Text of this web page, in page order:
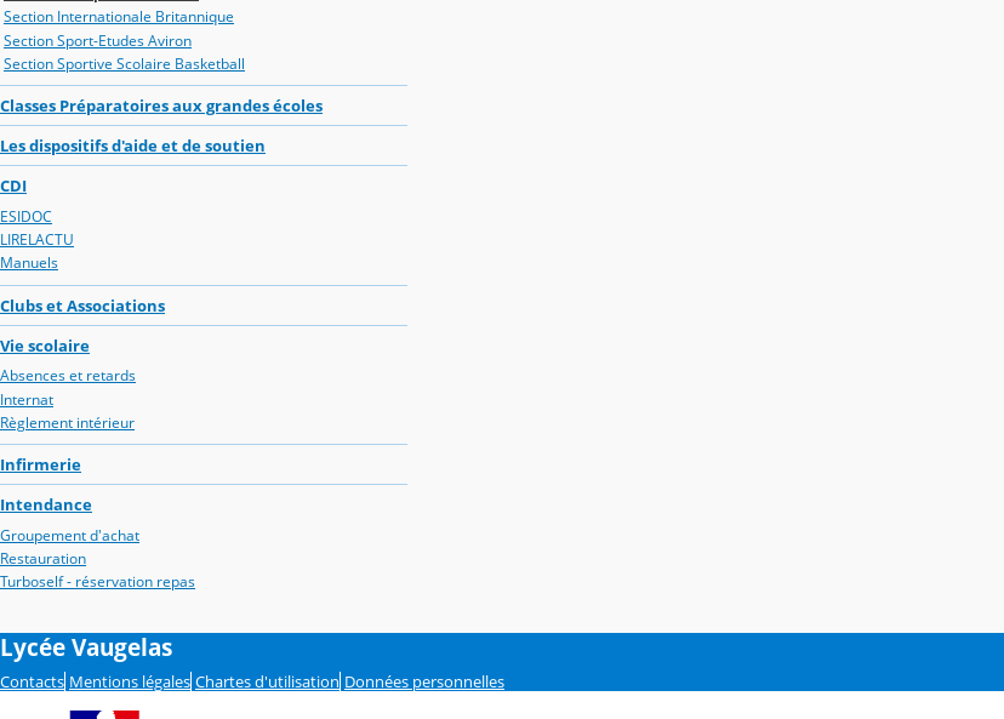
Section Internationale Britannique
Section Sport-Etudes Aviron
Section Sportive Scolaire Basketball
Classes Préparatoires aux grandes écoles
Les dispositifs d'aide et de soutien
CDI
ESIDOC
LIRELACTU
Manuels
Clubs et Associations
Vie scolaire
Absences et retards
Internat
Règlement intérieur
Infirmerie
Intendance
Groupement d'achat
Restauration
Turboself - réservation repas
Lycée Vaugelas
Contacts Mentions légales Chartes d'utilisation Données personnelles